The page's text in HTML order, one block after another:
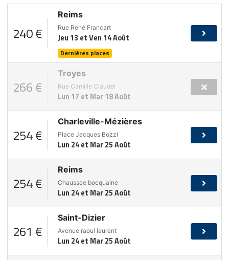
240 €
Reims
Rue René Francart
Jeu 13 et Ven 14 Août
Dernières places
266 €
Troyes
Rue Camille Claudel
Lun 17 et Mar 18 Août
254 €
Charleville-Mézières
Place Jacques Bozzi
Lun 24 et Mar 25 Août
254 €
Reims
Chaussee bocquaine
Lun 24 et Mar 25 Août
261 €
Saint-Dizier
Avenue raoul laurent
Lun 24 et Mar 25 Août